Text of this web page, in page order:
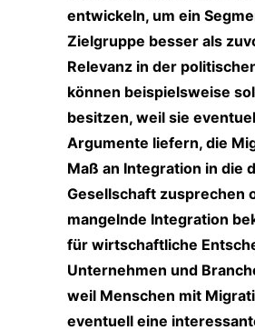
entwickeln, um ein
Zielgruppe besser als
Relevanz in der
können beispielsweise
besitzen, weil sie
Argumente liefern, die
Maß an Integration in die
Gesellschaft zusprechen
mangelnde Integration
für wirtschaftliche
Unternehmen und
weil Menschen mit
eventuell eine